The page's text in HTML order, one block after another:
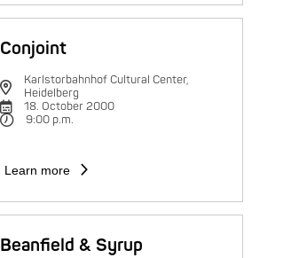
Conjoint
Karlstorbahnhof Cultural Center,
Heidelberg
18. October 2000
9:00 p.m.
Learn more
Beanfield & Syrup